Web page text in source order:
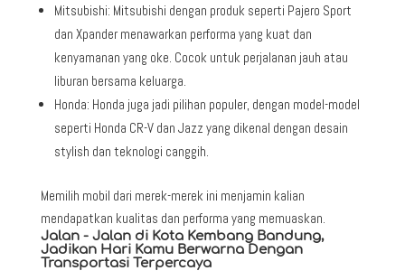
Mitsubishi: Mitsubishi dengan produk seperti Pajero Sport
dan Xpander menawarkan performa yang kuat dan
kenyamanan yang oke. Cocok untuk perjalanan jauh atau
liburan bersama keluarga.
Honda: Honda juga jadi pilihan populer, dengan model-model
seperti Honda CR-V dan Jazz yang dikenal dengan desain
stylish dan teknologi canggih.
Memilih mobil dari merek-merek ini menjamin kalian
mendapatkan kualitas dan performa yang memuaskan.
Jalan - Jalan di Kota Kembang Bandung,
Jadikan Hari Kamu Berwarna Dengan
Transportasi Terpercaya